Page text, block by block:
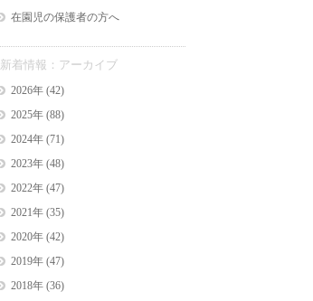
在園児の保護者の方へ
新着情報：アーカイブ
2026年(42)
2025年(88)
2024年(71)
2023年(48)
2022年(47)
2021年(35)
2020年(42)
2019年(47)
2018年(36)